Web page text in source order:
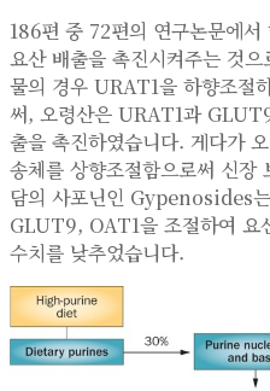
186편 중 72편의 연구논문에
요산 배출을 촉진시켜주는 것
물의 경우 URAT1을 하향조절
써, 오령산은 URAT1과
출을 촉진하였습니다. 게다가
송체를 상향조절함으로써 신장
담의 사포닌인 Gypenosides
GLUT9, OAT1을 조절하여 요
수치를 낮추었습니다.